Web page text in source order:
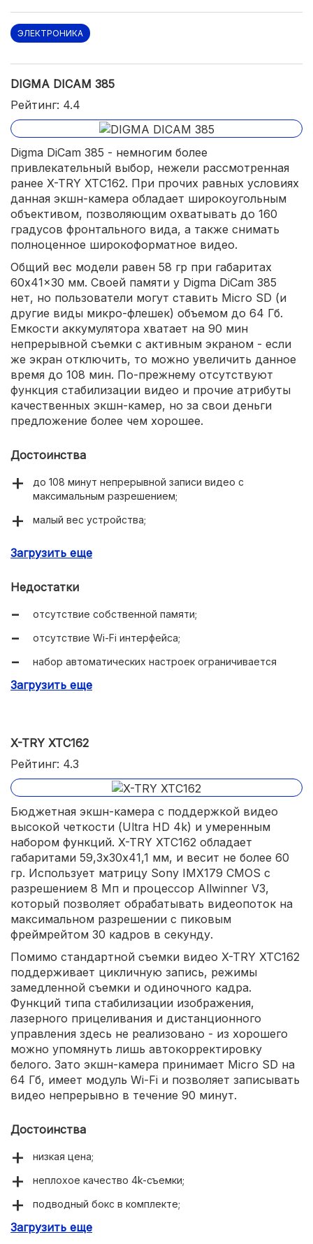
ЭЛЕКТРОНИКА
DIGMA DICAM 385
Рейтинг: 4.4
Digma DiCam 385 - немногим более
привлекательный выбор, нежели рассмотренная
ранее X-TRY XTC162. При прочих равных условиях
данная экшн-камера обладает широкоугольным
объективом, позволяющим охватывать до 160
градусов фронтального вида, а также снимать
полноценное широкоформатное видео.
Общий вес модели равен 58 гр при габаритах
60x41x30 мм. Своей памяти у Digma DiCam 385
нет, но пользователи могут ставить Micro SD (и
другие виды микро-флешек) объемом до 64 Гб.
Емкости аккумулятора хватает на 90 мин
непрерывной съемки с активным экраном - если
же экран отключить, то можно увеличить данное
время до 108 мин. По-прежнему отсутствуют
функция стабилизации видео и прочие атрибуты
качественных экшн-камер, но за свои деньги
предложение более чем хорошее.
Достоинства
до 108 минут непрерывной записи видео с
максимальным разрешением;
малый вес устройства;
режиме;
сопроводительных аксессуаров).
Загрузить еще
Недостатки
отсутствие собственной памяти;
отсутствие Wi-Fi интерфейса;
набор автоматических настроек ограничивается
Загрузить еще
X-TRY XTC162
Рейтинг: 4.3
Бюджетная экшн-камера с поддержкой видео
высокой четкости (Ultra HD 4k) и умеренным
набором функций. X-TRY XTC162 обладает
габаритами 59,3х30х41,1 мм, и весит не более 60
гр. Использует матрицу Sony IMX179 CMOS с
разрешением 8 Мп и процессор Allwinner V3,
который позволяет обрабатывать видеопоток на
максимальном разрешении с пиковым
фреймрейтом 30 кадров в секунду.
Помимо стандартной съемки видео X-TRY XTC162
поддерживает цикличную запись, режимы
замедленной съемки и одиночного кадра.
Функций типа стабилизации изображения,
лазерного прицеливания и дистанционного
управления здесь не реализовано - из хорошего
можно упомянуть лишь автокорректировку
белого. Зато экшн-камера принимает Micro SD на
64 Гб, имеет модуль Wi-Fi и позволяет записывать
видео непрерывно в течение 90 минут.
Достоинства
низкая цена;
неплохое качество 4k-съемки;
подводный бокс в комплекте;
беспроводной Wi-Fi-интерфейс;
Загрузить еще